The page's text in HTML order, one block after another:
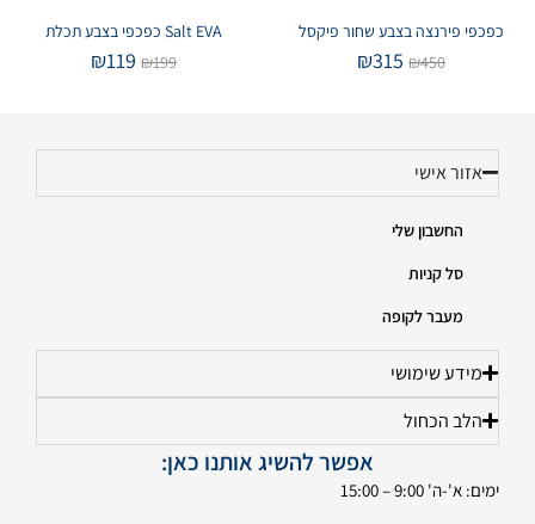
כפכפי פירנצה בצבע שחור פיקסל
₪450
₪315
Salt EVA כפכפי בצבע תכלת
₪199
₪119
אזור אישי
החשבון שלי
סל קניות
מעבר לקופה
מידע שימושי
הלב הכחול
אפשר להשיג אותנו כאן:
ימים: א'-ה' 9:00 – 15:00